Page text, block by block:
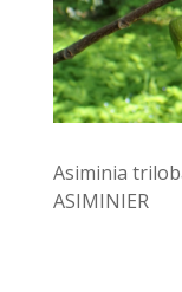
Asiminia
ASIMINIER